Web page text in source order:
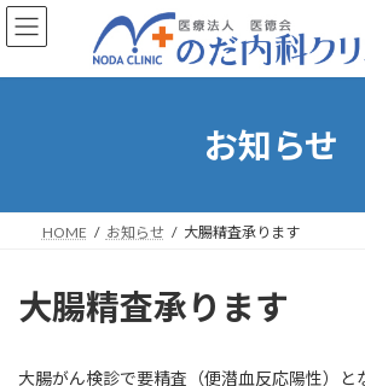
コ
ン
ン
ナ
ビ
ー
お知らせ
HOME お知らせ 大腸精査承ります
大腸精査承ります
大腸がん検診で要精査（便潜血反応陽性）と